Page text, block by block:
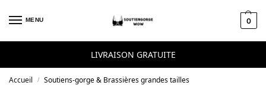
MENU 0
LIVRAISON GRATUITE
Accueil / Soutiens-gorge & Brassières grandes tailles